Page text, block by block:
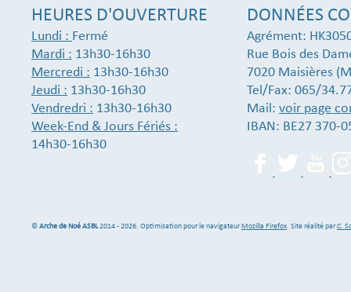
HEURES D'OUVERTURE
Lundi : Fermé
Mardi : 13h30-16h30
Mercredi : 13h30-16h30
Jeudi : 13h30-16h30
Vendredri : 13h30-16h30
Week-End & Jours Fériés :
14h30-16h30
DONNÉES
Agrément:
Rue Bois des
7020 Maisières
Tel/Fax: 065/
Mail: voir page
IBAN: BE27 370-
©Arche de Noé ASBL2014 - 2026. Optimisation pour le navigateurMozilla Firefox. Site réalité parC.